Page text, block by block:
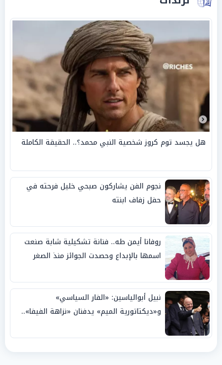
هل يجسد توم كروز شخصية النبي محمد؟.. الحقيقة الكاملة
نجوم الفن يشاركون صبحي خليل فرحته في
حفل زفاف ابنته
روفانا أيمن طه.. فنانة تشكيلية شابة صنعت
اسمها بالإبداع وحصدت الجوائز منذ الصغر
نبيل أبوالياسين: «الفار السياسي»
و«ديكتاتورية الميم» يدفنان «نزاهة الفيفا»..